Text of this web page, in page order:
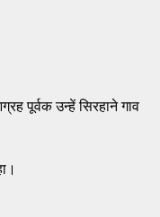
पूर्वक उन्हें सिरहाने गाव